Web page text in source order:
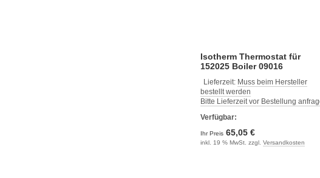
Isotherm Thermostat für
152025 Boiler 09016
Lieferzeit: Muss beim Hersteller
bestellt werden
Bitte Lieferzeit vor Bestellung
Verfügbar:
Ihr Preis 65,05 €
inkl. 19 % MwSt. zzgl. Versandkosten